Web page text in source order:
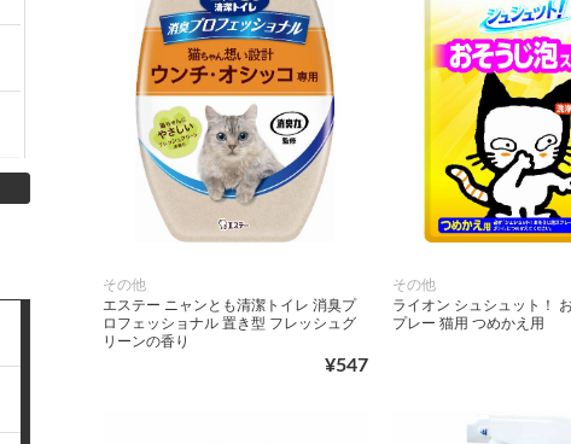
その他
エステー ニャンとも清潔トイレ 消臭プ
ロフェッショナル 置き型 フレッシュグ
リーンの香り
¥547
その他
ライオン シュシュット！
プレー 猫用 つめかえ用